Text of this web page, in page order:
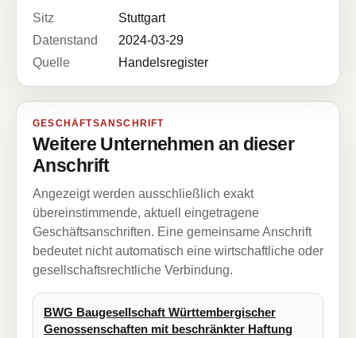
Sitz
Stuttgart
Datenstand
2024-03-29
Quelle
Handelsregister
GESCHÄFTSANSCHRIFT
Weitere Unternehmen an dieser
Anschrift
Angezeigt werden ausschließlich exakt
übereinstimmende, aktuell eingetragene
Geschäftsanschriften. Eine gemeinsame Anschrift
bedeutet nicht automatisch eine wirtschaftliche oder
gesellschaftsrechtliche Verbindung.
BWG Baugesellschaft Württembergischer
Genossenschaften mit beschränkter Haftung